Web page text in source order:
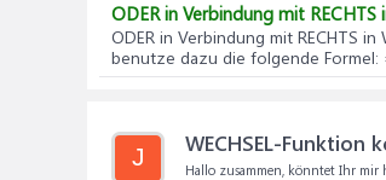
ODER in Verbindung mit
ODER in Verbindung mit RECHTS
benutze dazu die folgende Formel:
J WECHSEL-Funktion
Hallo zusammen, könntet Ihr mir